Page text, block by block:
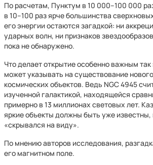
По расчетам, Пунктум в 10 000–100 000
в 10–100 раз ярче большинства
его энергии остаются загадкой: ни
ударных волн, ни признаков
пока не обнаружено.
Что делает открытие особенно важным так
может указывать на существование
космических объектов. Ведь NGC 4945
изученной галактикой, находящейся
примерно в 13 миллионах световых лет.
яркие объекты должны быть уже
«скрывался на виду».
По мнению авторов исследования,
его магнитном поле.